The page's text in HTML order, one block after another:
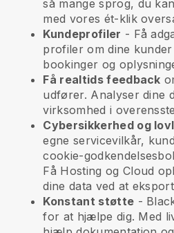
så mange sprog, du
med vores ét-klik
Kundeprofiler - Få
profiler om dine kunder
bookinger og
Få realtids feedback
udfører. Analyser dine
virksomhed i
Cybersikkerhed og
egne servicevilkår,
cookie-
Få Hosting og Cloud
dine data ved at
Konstant støtte -
for at hjælpe dig. Med